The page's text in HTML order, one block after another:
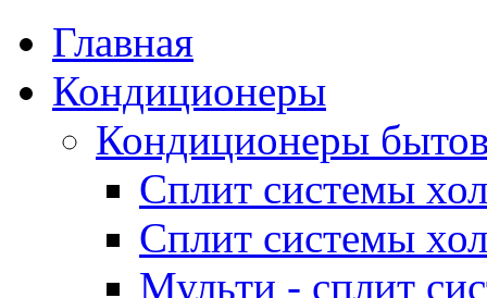
Главная
Кондиционеры
Кондиционеры
Сплит системы
Сплит системы
Мульти - сплит